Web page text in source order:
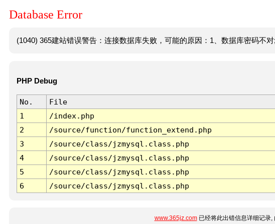
Database Error
(1040) 365建站错误警告：连接数据库失败，可能的原因：1、数据库密码不对
PHP Debug
No. File
1
/index.php
2
/source/function/function_extend.php
3
/source/class/jzmysql.class.php
4
/source/class/jzmysql.class.php
5
/source/class/jzmysql.class.php
6
/source/class/jzmysql.class.php
www.365jz.com已经将此出错信息详细记录,